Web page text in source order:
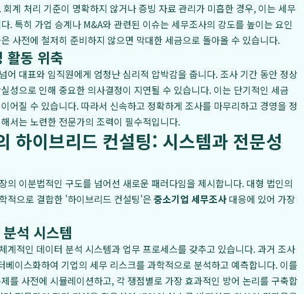
계 처리 기준이 명확하지 않거나 증빙 자료 관리가 미흡한 경우, 이는 세무
. 특히 가업 승계나 M&A와 관련된 이슈는 세무조사의 강도를 높이는 요인
사전에 철저히 준비하지 않으면 막대한 세금으로 돌아올 수 있습니다.
활동 위축
어 대표와 임직원에게 엄청난 심리적 압박감을 줍니다. 조사 기간 동안 정상
성으로 인해 중요한 의사결정이 지연될 수 있습니다. 이는 단기적인 세금
어질 수 있습니다. 따라서 신속하고 정확하게 조사를 마무리하고 경영을 정
서는 노련한 전문가의 조력이 필수적입니다.
하이브리드 컨설팅: 시스템과 전문성
의 이분법적인 구도를 넘어선 새로운 패러다임을 제시합니다. 대형 법인의
적으로 결합한 '하이브리드 컨설팅'은 중소기업 세무조사 대응에 있어 가장
석 시스템
계적인 데이터 분석 시스템과 업무 프로세스를 갖추고 있습니다. 과거 조사
베이스화하여 기업의 세무 리스크를 과학적으로 분석하고 예측합니다. 이를
를 사전에 시뮬레이션하고, 각 쟁점별로 가장 효과적인 방어 논리를 구축합